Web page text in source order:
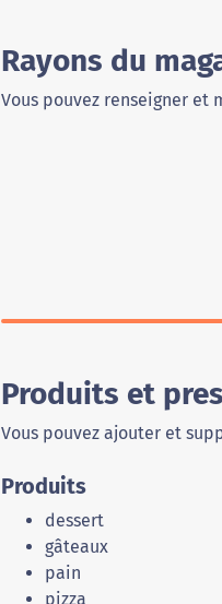
Rayons du
Vous pouvez renseigner et
Produits et
Vous pouvez ajouter et
Produits
dessert
gâteaux
pain
pizza